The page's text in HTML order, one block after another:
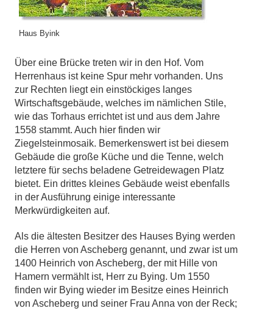
Haus Byink
Über eine Brücke treten wir in den Hof. Vom
Herrenhaus ist keine Spur mehr vorhanden. Uns
zur Rechten liegt ein einstöckiges langes
Wirtschaftsgebäude, welches im nämlichen Stile,
wie das Torhaus errichtet ist und aus dem Jahre
1558 stammt. Auch hier finden wir
Ziegelsteinmosaik. Bemerkenswert ist bei diesem
Gebäude die große Küche und die Tenne, welch
letztere für sechs beladene Getreidewagen Platz
bietet. Ein drittes kleines Gebäude weist ebenfalls
in der Ausführung einige interessante
Merkwürdigkeiten auf.
Als die ältesten Besitzer des Hauses Bying werden
die Herren von Ascheberg genannt, und zwar ist um
1400 Heinrich von Ascheberg, der mit Hille von
Hamern vermählt ist, Herr zu Bying. Um 1550
finden wir Bying wieder im Besitze eines Heinrich
von Ascheberg und seiner Frau Anna von der Reck;